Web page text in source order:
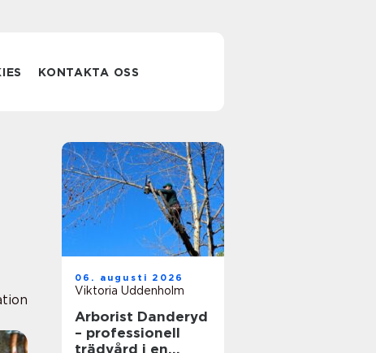
KONTAKTA OSS
06. augusti 2026
Viktoria Uddenholm
Arborist Danderyd
– professionell
trädvård i en